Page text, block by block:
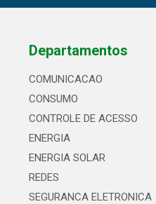
Departamentos
COMUNICACAO
CONSUMO
CONTROLE DE ACESSO
ENERGIA
ENERGIA SOLAR
REDES
SEGURANCA ELETRONICA